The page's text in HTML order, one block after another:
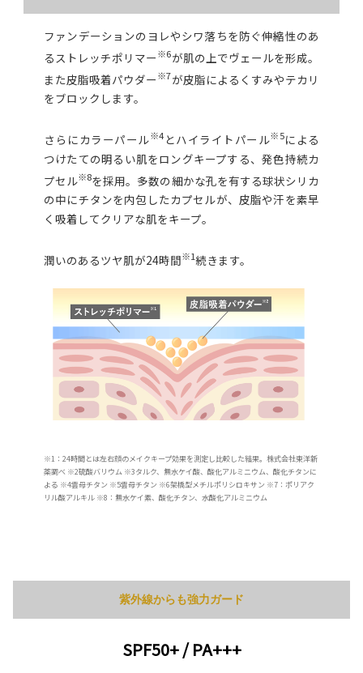
ファンデーションのヨレやシワ落ちを防ぐ伸縮性のあ
るストレッチポリマー※6が肌の上でヴェールを形成。
また皮脂吸着パウダー※7が皮脂によるくすみやテカリ
をブロックします。
さらにカラーパール※4 とハイライトパール※5による
つけたての明るい肌をロングキープする、発色持続カ
プセル※8を採用。多数の細かな孔を有する球状シリカ
の中にチタンを内包したカプセルが、皮脂や汗を素早
く吸着してクリアな肌をキープ。
潤いのあるツヤ肌が24時間※1続きます。
※1：24時間とは左右顔のメイクキープ効果を測定し比較した結果。株式会社東洋新
薬調べ ※2硫酸バリウム ※3タルク、無水ケイ酸、酸化アルミニウム、酸化チタンに
よる ※4雲母チタン ※5雲母チタン ※6架橋型メチルポリシロキサン ※7：ポリアク
リル酸アルキル ※8：無水ケイ素、酸化チタン、水酸化アルミニウム
紫外線からも強力ガード
SPF50+ / PA+++